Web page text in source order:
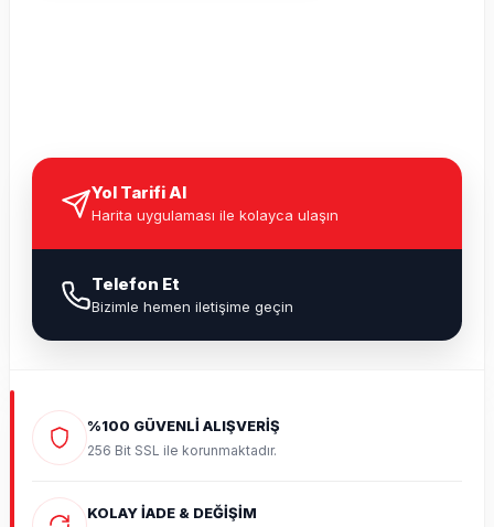
Yol Tarifi Al
Harita uygulaması ile kolayca ulaşın
Telefon Et
Bizimle hemen iletişime geçin
%100 GÜVENLİ ALIŞVERİŞ
256 Bit SSL ile korunmaktadır.
KOLAY İADE & DEĞİŞİM